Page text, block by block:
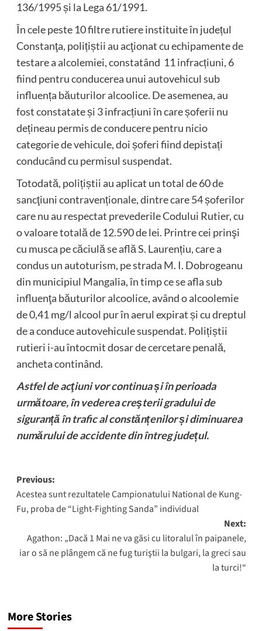
136/1995 și la Lega 61/1991.
În cele peste 10 filtre rutiere instituite în județul
Constanţa, polițiștii au acţionat cu echipamente de
testare a alcolemiei, constatând 11 infracțiuni, 6
fiind pentru conducerea unui autovehicul sub
influența băuturilor alcoolice. De asemenea, au
fost constatate și 3 infracțiuni în care șoferii nu
dețineau permis de conducere pentru nicio
categorie de vehicule, doi șoferi fiind depistați
conducând cu permisul suspendat.
Totodată, polițiștii au aplicat un total de 60 de
sancţiuni contravenționale, dintre care 54 șoferilor
care nu au respectat prevederile Codului Rutier, cu
o valoare totală de 12.590 de lei. Printre cei prinşi
cu musca pe căciulă se află S. Laurențiu, care a
condus un autoturism, pe strada M. I. Dobrogeanu
din municipiul Mangalia, în timp ce se afla sub
influenţa băuturilor alcoolice, având o alcoolemie
de 0,41 mg/l alcool pur în aerul expirat și cu dreptul
de a conduce autovehicule suspendat. Polițiștii
rutieri i-au întocmit dosar de cercetare penală,
ancheta continând.
Astfel de acţiuni vor continua și în perioada
următoare, în vederea creşterii gradului de
siguranță în trafic al constănțenilor și diminuarea
numărului de accidente din întreg județul.
Post
navigation
Previous:
Acestea sunt rezultatele Campionatului National de Kung-
Fu, proba de “Light-Fighting Sanda” individual
Next:
Agathon: „Dacă 1 Mai ne va găsi cu litoralul în paipanele,
iar o să ne plângem că ne fug turiştii la bulgari, la greci sau
la turci!“
More Stories